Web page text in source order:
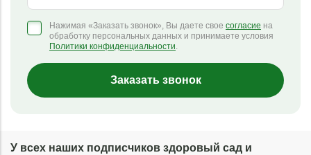
Нажимая «Заказать звонок», Вы даете свое согласие на
обработку персональных данных и принимаете условия
Политики конфиденциальности.
Заказать звонок
У всех наших подписчиков здоровый сад и